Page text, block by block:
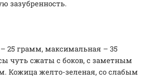
зазубренность.
25 грамм, максимальная – 35
чуть сжаты с боков, с заметным
желто-зеленая, со слабым